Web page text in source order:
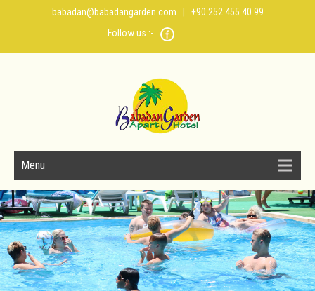
babadan@babadangarden.com | +90 252 455 40 99
Follow us :-
Menu